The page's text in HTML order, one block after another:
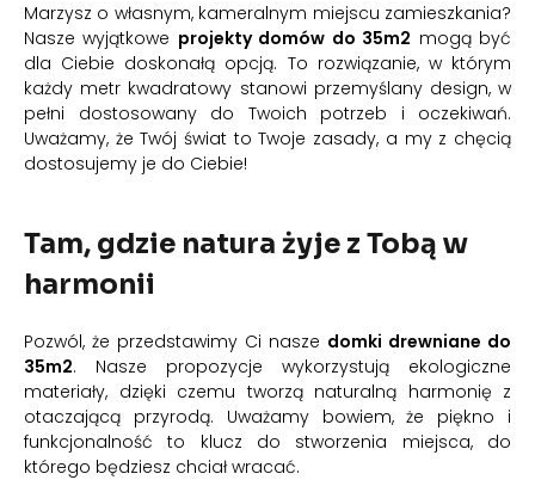
Marzysz o własnym, kameralnym miejscu zamieszkania?
Nasze wyjątkowe projekty domów do 35m2 mogą być
dla Ciebie doskonałą opcją. To rozwiązanie, w którym
każdy metr kwadratowy stanowi przemyślany design, w
pełni dostosowany do Twoich potrzeb i oczekiwań.
Uważamy, że Twój świat to Twoje zasady, a my z chęcią
dostosujemy je do Ciebie!
Tam, gdzie natura żyje z Tobą w
harmonii
Pozwól, że przedstawimy Ci nasze domki drewniane do
35m2. Nasze propozycje wykorzystują ekologiczne
materiały, dzięki czemu tworzą naturalną harmonię z
otaczającą przyrodą. Uważamy bowiem, że piękno i
funkcjonalność to klucz do stworzenia miejsca, do
którego będziesz chciał wracać.